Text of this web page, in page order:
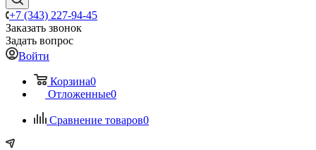
+7 (343) 227-94-45
Заказать звонок
Задать вопрос
Войти
Корзина0
Отложенные0
Сравнение товаров0